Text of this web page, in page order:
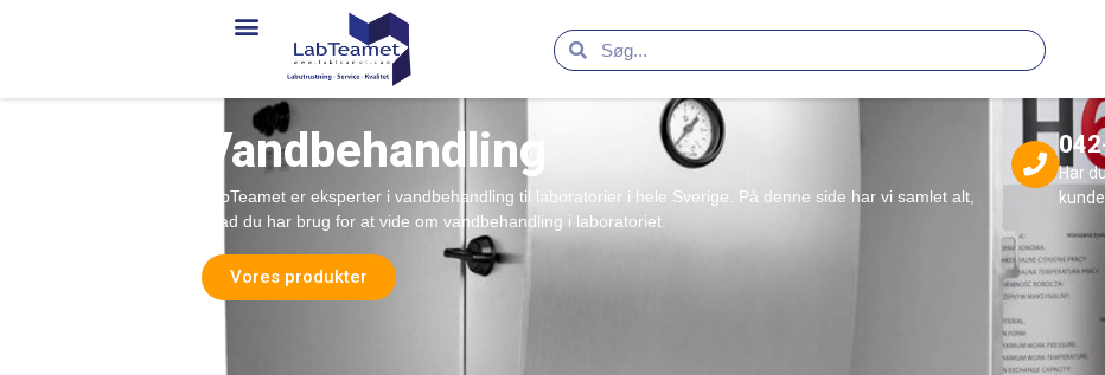
Vandbehandling
LabTeamet er eksperter i vandbehandling til laboratorier i hele Sverige. På denne side har vi samlet alt,
hvad du har brug for at vide om vandbehandling i laboratoriet.
Vores produkter
Har